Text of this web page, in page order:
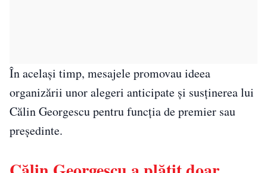
În același timp, mesajele promovau ideea
organizării unor alegeri anticipate și susținerea lui
Călin Georgescu pentru funcția de premier sau
președinte.